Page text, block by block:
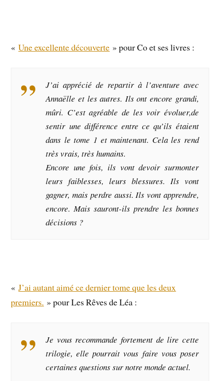
«Une excellente découverte » pour Co et ses livres :
J’ai apprécié de repartir à l’aventure avec
Annaëlle et les autres. Ils ont encore grandi,
mûri. C’est agréable de les voir évoluer,de
sentir une différence entre ce qu’ils étaient
dans le tome 1 et maintenant. Cela les rend
très vrais, très humains.
Encore une fois, ils vont devoir surmonter
leurs faiblesses, leurs blessures. Ils vont
gagner, mais perdre aussi. Ils vont apprendre,
encore. Mais sauront-ils prendre les bonnes
décisions ?
«J’ai autant aimé ce dernier tome que les deux
premiers. » pour Les Rêves de Léa :
Je vous recommande fortement de lire cette
trilogie, elle pourrait vous faire vous poser
certaines questions sur notre monde actuel.